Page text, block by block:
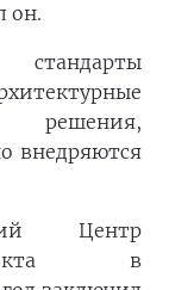
он.
решения,
внедряются
Центр
в